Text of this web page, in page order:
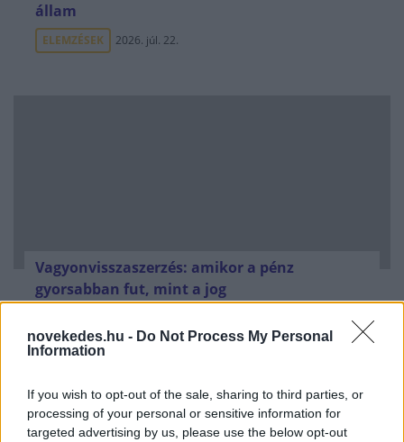
novekedes.hu - Do Not Process My Personal
Information
If you wish to opt-out of the sale, sharing to third parties, or
processing of your personal or sensitive information for
targeted advertising by us, please use the below opt-out
állam
ELEMZÉSEK 2026. júl. 22.
Vagyonvisszaszerzés: amikor a pénz
gyorsabban fut, mint a jog